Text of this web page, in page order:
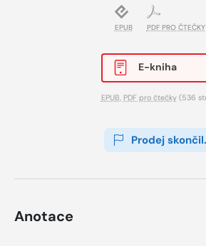
EPUB PDF PRO ČTEČKY
E-kniha
EPUB PDF pro čtečky(536
Prodej skončil.
Anotace